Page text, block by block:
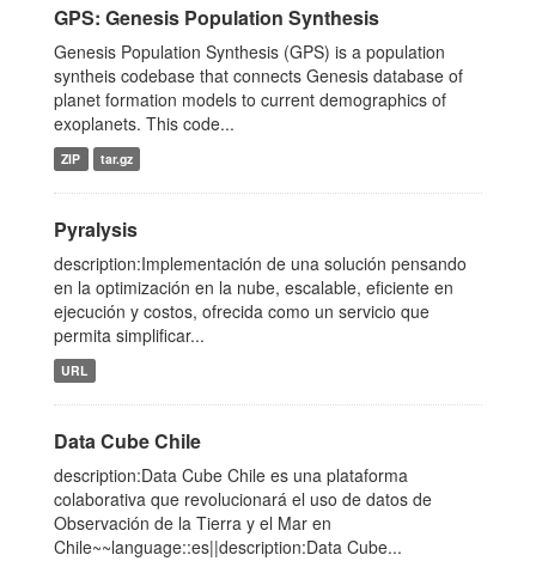
GPS: Genesis Population Synthesis
Genesis Population Synthesis (GPS) is a population
syntheis codebase that connects Genesis database of
planet formation models to current demographics of
exoplanets. This code...
ZIP tar.gz
Pyralysis
description:Implementación de una solución pensando
en la optimización en la nube, escalable, eficiente en
ejecución y costos, ofrecida como un servicio que
permita simplificar...
URL
Data Cube Chile
description:Data Cube Chile es una plataforma
colaborativa que revolucionará el uso de datos de
Observación de la Tierra y el Mar en
Chile~~language::es||description:Data Cube...